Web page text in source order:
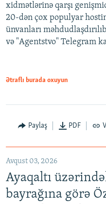
xidmətlərinə qarşı
20-dən çox populyar
ünvanları
və "Agentstvo" Telegram
Ətraflı burada oxuyun
Paylaş PDF
Avqust 03, 2026
Ayaqaltı
bayrağına görə